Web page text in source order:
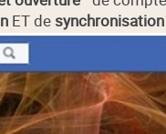
ET de synchronisation